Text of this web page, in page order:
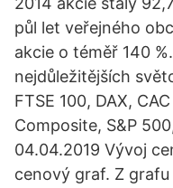
půl let veřejného
akcie o téměř 140
nejdůležitějších
FTSE 100, DAX,
Composite, S&P
04.04.2019 Vývoj
cenový graf. Z